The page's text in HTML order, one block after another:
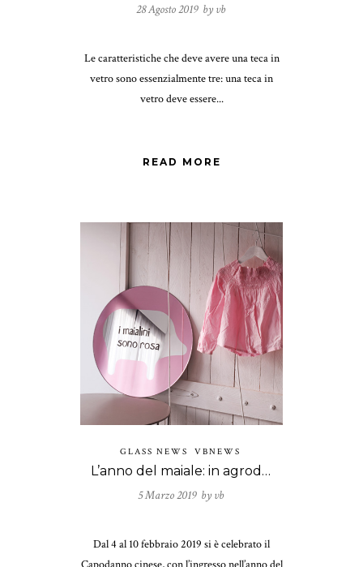
28 Agosto 2019 by vb
Le caratteristiche che deve avere una teca in
vetro sono essenzialmente tre: una teca in
vetro deve essere...
READ MORE
GLASS NEWS VBNEWS
L’anno del maiale: in agrodolce? No, allo specchio!
5 Marzo 2019 by vb
Dal 4 al 10 febbraio 2019 si è celebrato il